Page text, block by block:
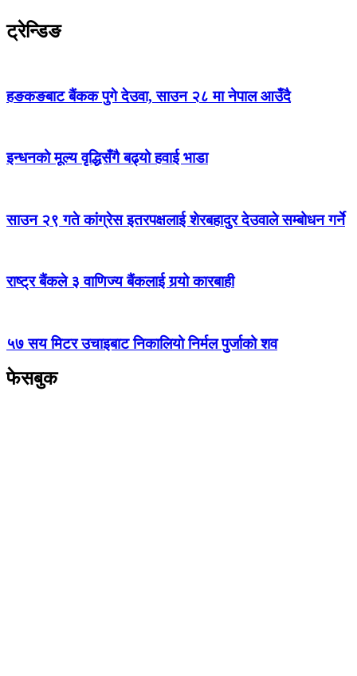
ट्रेन्डिङ
हङकङबाट बैंकक पुगे देउवा, साउन २८ मा नेपाल आउँदै
इन्धनको मूल्य वृद्धिसँगै बढ्यो हवाई भाडा
साउन २९ गते कांग्रेस इतरपक्षलाई शेरबहादुर देउवाले सम्बोधन गर्ने
राष्ट्र बैंकले ३ वाणिज्य बैंकलाई गर्‍यो कारबाही
५७ सय मिटर उचाइबाट निकालियो निर्मल पुर्जाको शव
फेसबुक